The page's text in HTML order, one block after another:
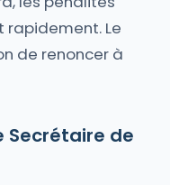
Le
de renoncer à
Secrétaire de